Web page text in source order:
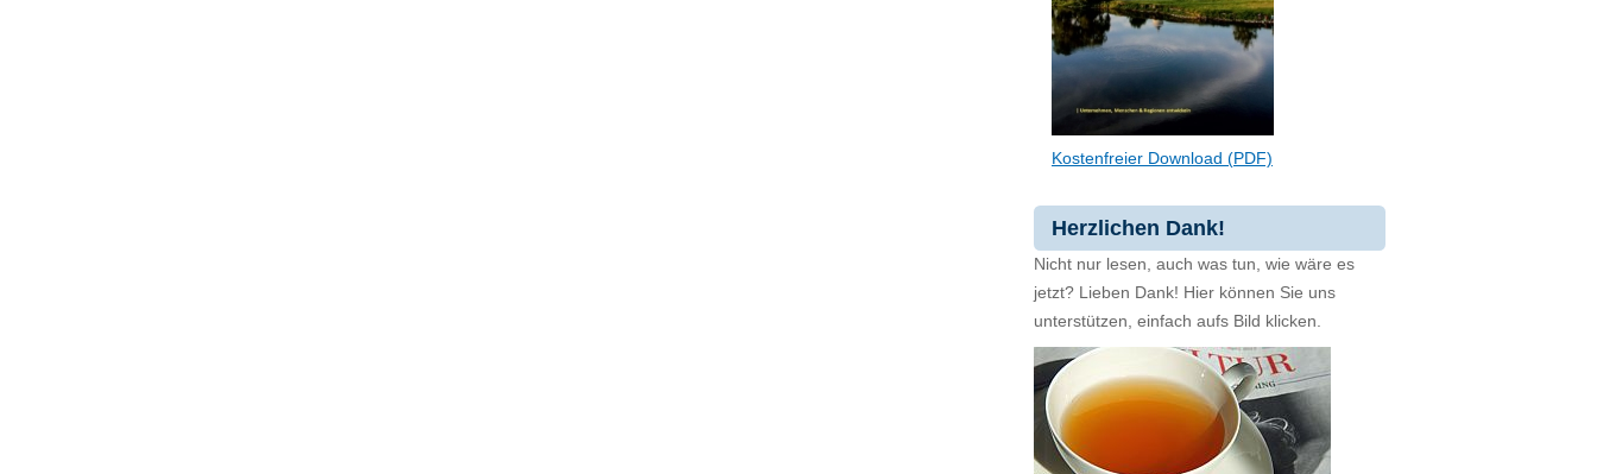
Kostenfreier Download (PDF)
Herzlichen Dank!
Nicht nur lesen, auch was tun, wie wäre es
jetzt? Lieben Dank! Hier können Sie uns
unterstützen, einfach aufs Bild klicken.